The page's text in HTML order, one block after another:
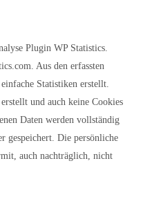
Plugin WP Statistics.
Aus den erfassten
Statistiken erstellt.
und auch keine Cookies
Daten werden vollständig
gespeichert. Die persönliche
auch nachträglich, nicht